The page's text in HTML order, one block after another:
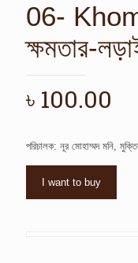
06-
ক্ষমতার-
৳ 100.00
পরিচালক: নূর মোহাম্মদ মনি,
I want to buy